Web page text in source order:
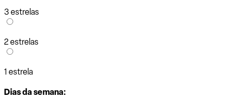
3 estrelas
2 estrelas
1 estrela
Dias da semana: